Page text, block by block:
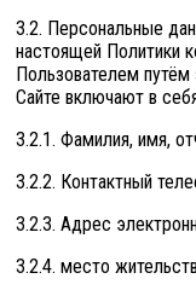
3.2. Персональные
настоящей Политики
Пользователем
Сайте включают в
3.2.1. Фамилия, имя,
3.2.2. Контактный
3.2.3. Адрес
3.2.4. место